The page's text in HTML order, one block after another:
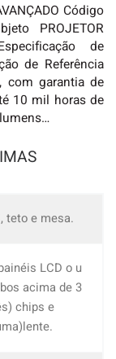
Código
PROJETOR
de
de Referência
com garantia de
10 mil horas de
teto e mesa.
LCD o u
acima de 3
chips e